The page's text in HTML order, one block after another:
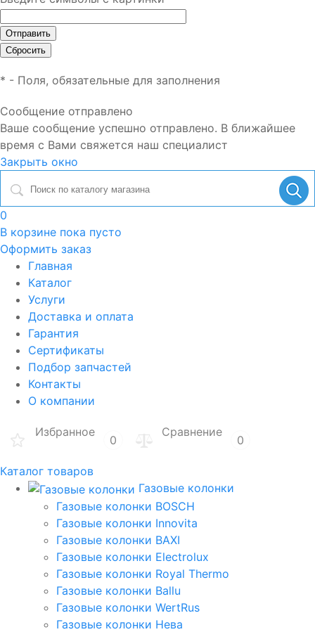
* - Поля, обязательные для заполнения
Сообщение отправлено
Ваше сообщение успешно отправлено. В ближайшее
время с Вами свяжется наш специалист
Закрыть окно
0
В корзине пока пусто
Оформить заказ
Главная
Каталог
Услуги
Доставка и оплата
Гарантия
Сертификаты
Подбор запчастей
Контакты
О компании
Избранное
0
Сравнение
0
Каталог товаров
Газовые колонки
Газовые колонки BOSCH
Газовые колонки Innovita
Газовые колонки BAXI
Газовые колонки Electrolux
Газовые колонки Royal Thermo
Газовые колонки Ballu
Газовые колонки WertRus
Газовые колонки Нева